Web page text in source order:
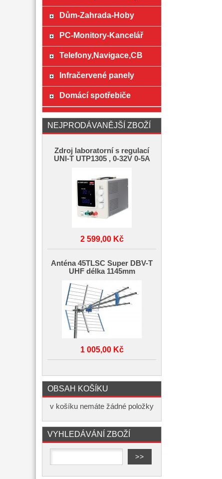
Dům-Zahrada-Hoby
PC-Monitory-Kancelář
Telefony,Navigace,CB
Infračervené panely
Domácí spotřebiče
NEJPRODÁVANĚJŠÍ ZBOŽÍ
Zdroj laboratorní s regulací
UNI-T UTP1305 , 0-32V 0-5A
2 599,00 Kč
Anténa 45TLSC Super DBV-T
UHF délka 1145mm
1 005,00 Kč
OBSAH KOŠÍKU
v košíku nemáte žádné položky
VYHLEDÁVÁNÍ ZBOŽÍ